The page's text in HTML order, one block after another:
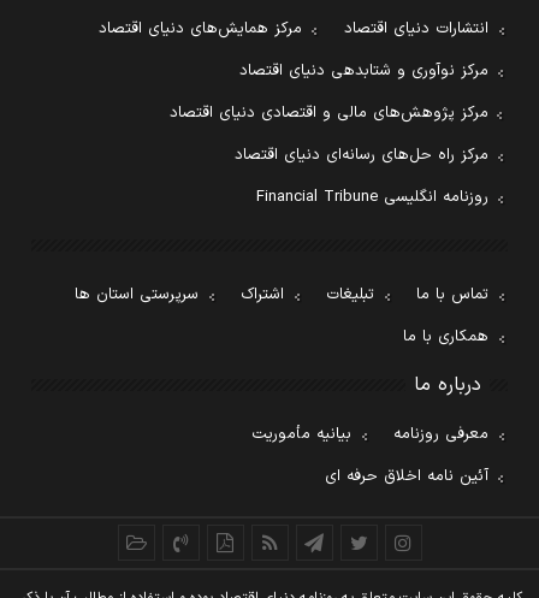
انتشارات دنیای اقتصاد
مرکز همایش‌های دنیای اقتصاد
مرکز نوآوری و شتابدهی دنیای اقتصاد
مرکز پژوهش‌های مالی و اقتصادی دنیای اقتصاد
مرکز راه حل‌های رسانه‌ای دنیای اقتصاد
روزنامه انگلیسی Financial Tribune
تماس با ما تبلیغات اشتراک
سرپرستی استان ها
همکاری با ما
درباره ما
معرفی روزنامه
بیانیه مأموریت
آئین نامه اخلاق حرفه ای